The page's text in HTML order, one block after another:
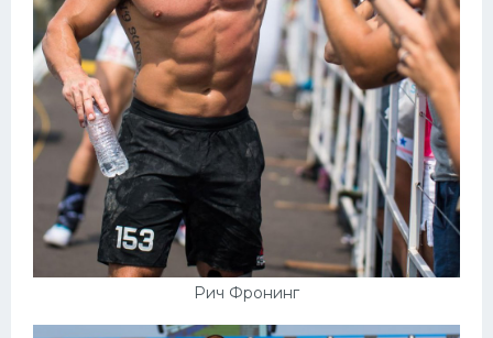
Рич Фронинг